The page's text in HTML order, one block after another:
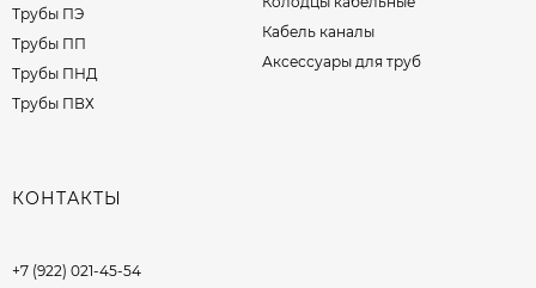
Трубы ПЭ
Трубы ПП
Трубы ПНД
Трубы ПВХ
Кабель каналы
Аксессуары для труб
КОНТАКТЫ
+7 (922) 021-45-54